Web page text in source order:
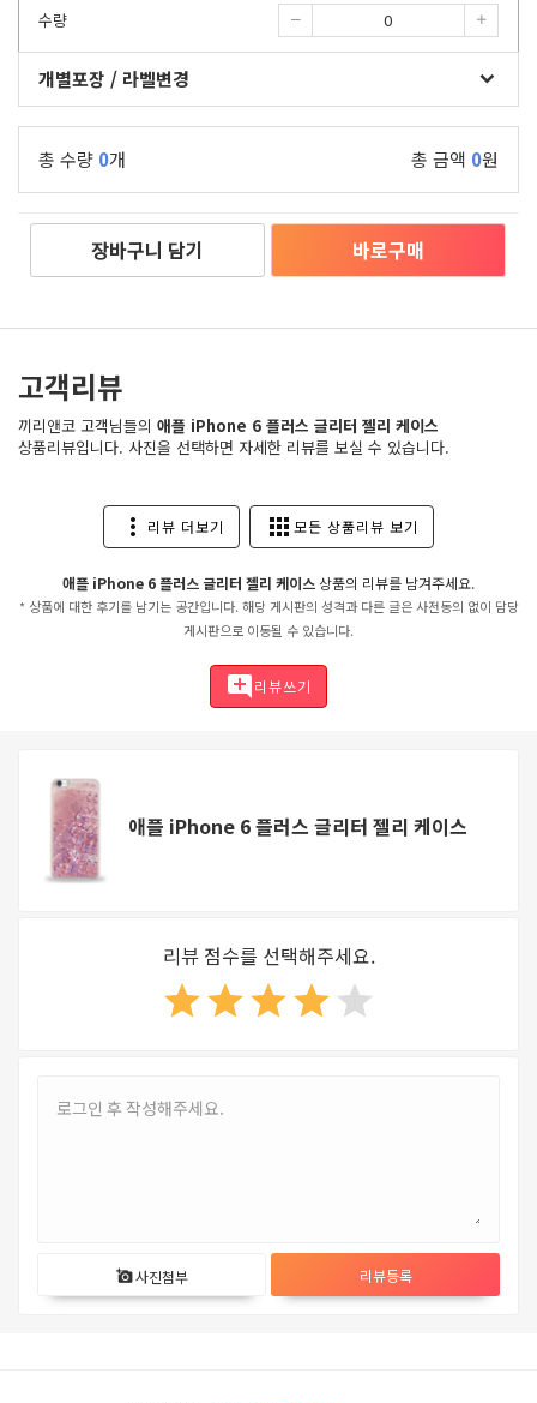
수량
개별포장 / 라벨변경
총 수량 0개 총 금액 0원
장바구니 담기 바로구매
고객리뷰
끼리앤코 고객님들의 애플 iPhone 6 플러스 글리터 젤리 케이스
상품리뷰입니다. 사진을 선택하면 자세한 리뷰를 보실 수 있습니다.
more_vert 리뷰 더보기 apps 모든 상품리뷰 보기
애플 iPhone 6 플러스 글리터 젤리 케이스상품의 리뷰를 남겨주세요.
* 상품에 대한 후기를 남기는 공간입니다. 해당 게시판의 성격과 다른 글은 사전동의 없이 담당
게시판으로 이동될 수 있습니다.
add_comment 리뷰쓰기
애플 iPhone 6 플러스 글리터 젤리 케이스
리뷰 점수를 선택해주세요.
starstarstarstarstar
add_a_photo사진첨부 리뷰등록